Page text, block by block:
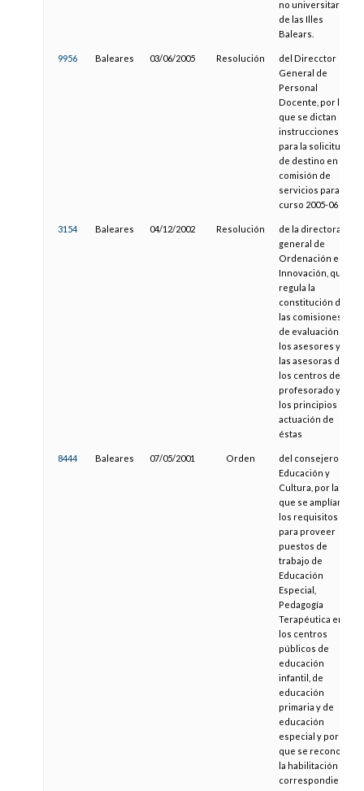
no universitarias
de las Illes
Balears.
9956 Baleares 03/06/2005 Resolución
del Direcctor
General de
Personal
Docente, por la
que se dictan
instrucciones
para la solicitud
de destino en
comisión de
servicios para el
curso 2005-06
3154 Baleares 04/12/2002 Resolución
de la directora
general de
Ordenación e
Innovación, que
regula la
constitución de
las comisiones
de evaluación de
los asesores y
las asesoras de
los centros de
profesorado y
los principios de
actuación de
éstas
8444 Baleares 07/05/2001 Orden
del consejero de
Educación y
Cultura, por la
que se amplían
los requisitos
para proveer
puestos de
trabajo de
Educación
Especial,
Pedagogía
Terapéutica en
los centros
públicos de
educación
infantil, de
educación
primaria y de
educación
especial y por la
que se reconoce
la habilitación
correspondiente